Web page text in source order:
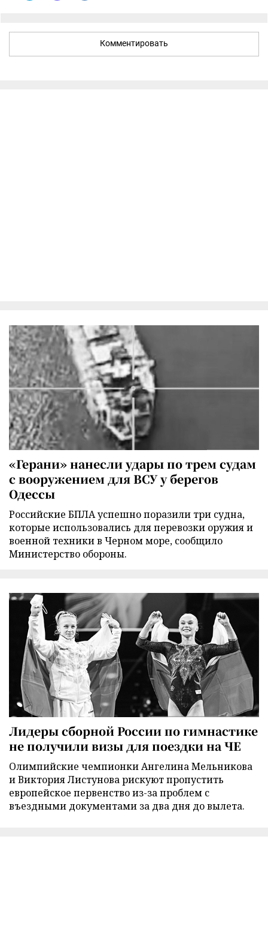
Комментировать
«Герани» нанесли удары по трем судам
с вооружением для ВСУ у берегов
Одессы
Российские БПЛА успешно поразили три судна,
которые использовались для перевозки оружия и
военной техники в Черном море, сообщило
Министерство обороны.
Лидеры сборной России по гимнастике
не получили визы для поездки на ЧЕ
Олимпийские чемпионки Ангелина Мельникова
и Виктория Листунова рискуют пропустить
европейское первенство из-за проблем с
въездными документами за два дня до вылета.